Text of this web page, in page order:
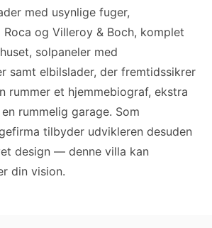
med usynlige fuger,
og Villeroy & Boch, komplet
solpaneler med
samt elbilslader, der fremtidssikrer
rummer et hjemmebiograf, ekstra
rummelig garage. Som
tilbyder udvikleren desuden
design — denne villa kan
din vision.